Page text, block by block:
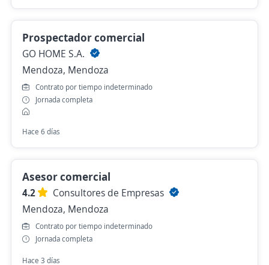
Prospectador comercial
GO HOME S.A.
Mendoza, Mendoza
Contrato por tiempo indeterminado
Jornada completa
Hace 6 días
Asesor comercial
4.2
Consultores de Empresas
Mendoza, Mendoza
Contrato por tiempo indeterminado
Jornada completa
Hace 3 días